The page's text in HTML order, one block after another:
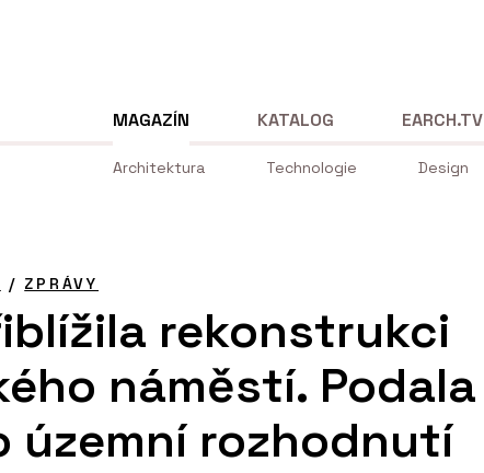
MAGAZÍN
Architektura Technologie Design
KATALOG EARCH.TV
/ ZPRÁVY
rekonstrukci
náměstí. Podala
územní rozhodnutí